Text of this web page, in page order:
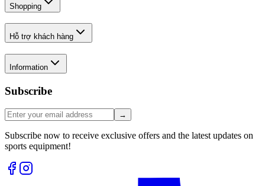
Shopping
Hỗ trợ khách hàng
Information
Subscribe
→
Subscribe now to receive exclusive offers and the latest updates on
sports equipment!